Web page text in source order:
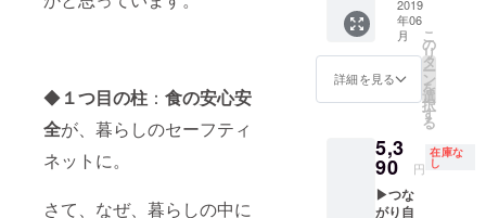
◆１つ目の柱 ： 食の安心安
全が、暮らしのセーフティ
ネットに。
さて、なぜ、暮らしの中に
※1名で4
泊、2名
で2泊の
様にご
利用い
せん。
コミュ
ニティ
農園で
券◀ う
ちやま
コミュ
ニティ
農園と
つなが
り自然
2019年
度
（2019
年6月～
2020年
2019
年06
月
詳細を見る
こ
の
リ
タ
ー
ン
を
選
択
す
る
5,3
90 円
在庫な
し
▶つな
がり自